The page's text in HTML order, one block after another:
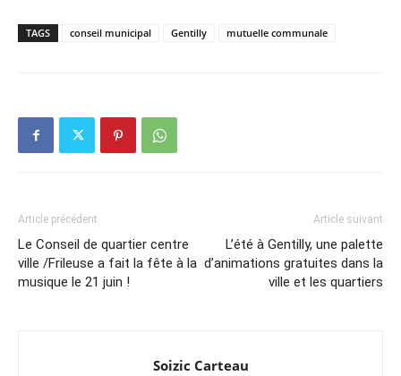
TAGS conseil municipal Gentilly mutuelle communale
Article précédent
Le Conseil de quartier centre
ville /Frileuse a fait la fête à la
musique le 21 juin !
Article suivant
L’été à Gentilly, une palette
d’animations gratuites dans la
ville et les quartiers
Soizic Carteau